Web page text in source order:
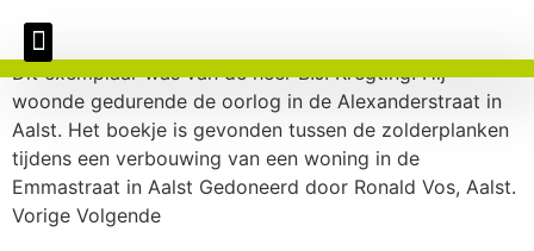
Dit exemplaar was van de heer B.J. Kregting. Hij
woonde gedurende de oorlog in de Alexanderstraat in
Aalst. Het boekje is gevonden tussen de zolderplanken
tijdens een verbouwing van een woning in de
Emmastraat in Aalst Gedoneerd door Ronald Vos, Aalst.
Vorige Volgende